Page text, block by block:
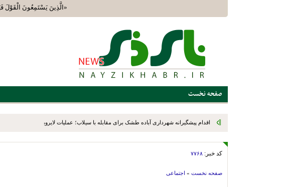
«الَّذِينَ يَسْتَمِعُونَ الْقَوْلَ
صفحه نخست
اقدام پیشگیرانه شهرداری آباده طشک برای مقابله با سیلاب؛ عملیات لایروبی پل ورودی شهر
کد خبر: ۷۷۶۸
صفحه نخست » اجتماعی